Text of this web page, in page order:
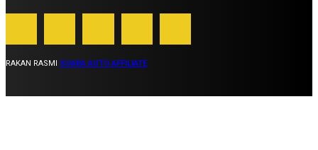
RAKAN RASMI SUARA AUTO AFFILIATE